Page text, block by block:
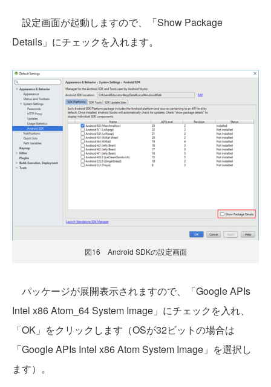
設定画面が起動しますので、「Show Package
Details」にチェックを入れます。
図16 Android SDKの設定画面
パッケージが展開表示されますので、「Google APIs
Intel x86 Atom_64 System Image」にチェックを入れ、
「OK」をクリックします（OSが32ビットの場合は
「Google APIs Intel x86 Atom System Image」を選択し
ます）。